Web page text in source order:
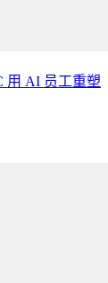
用 AI 员工重塑